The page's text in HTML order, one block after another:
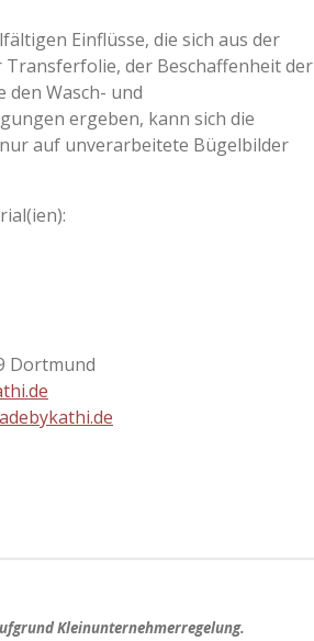
Einflüsse, die sich aus der
der Beschaffenheit der
den Wasch- und
ergeben, kann sich die
auf unverarbeitete Bügelbilder
Dortmund
Kleinunternehmerregelung.